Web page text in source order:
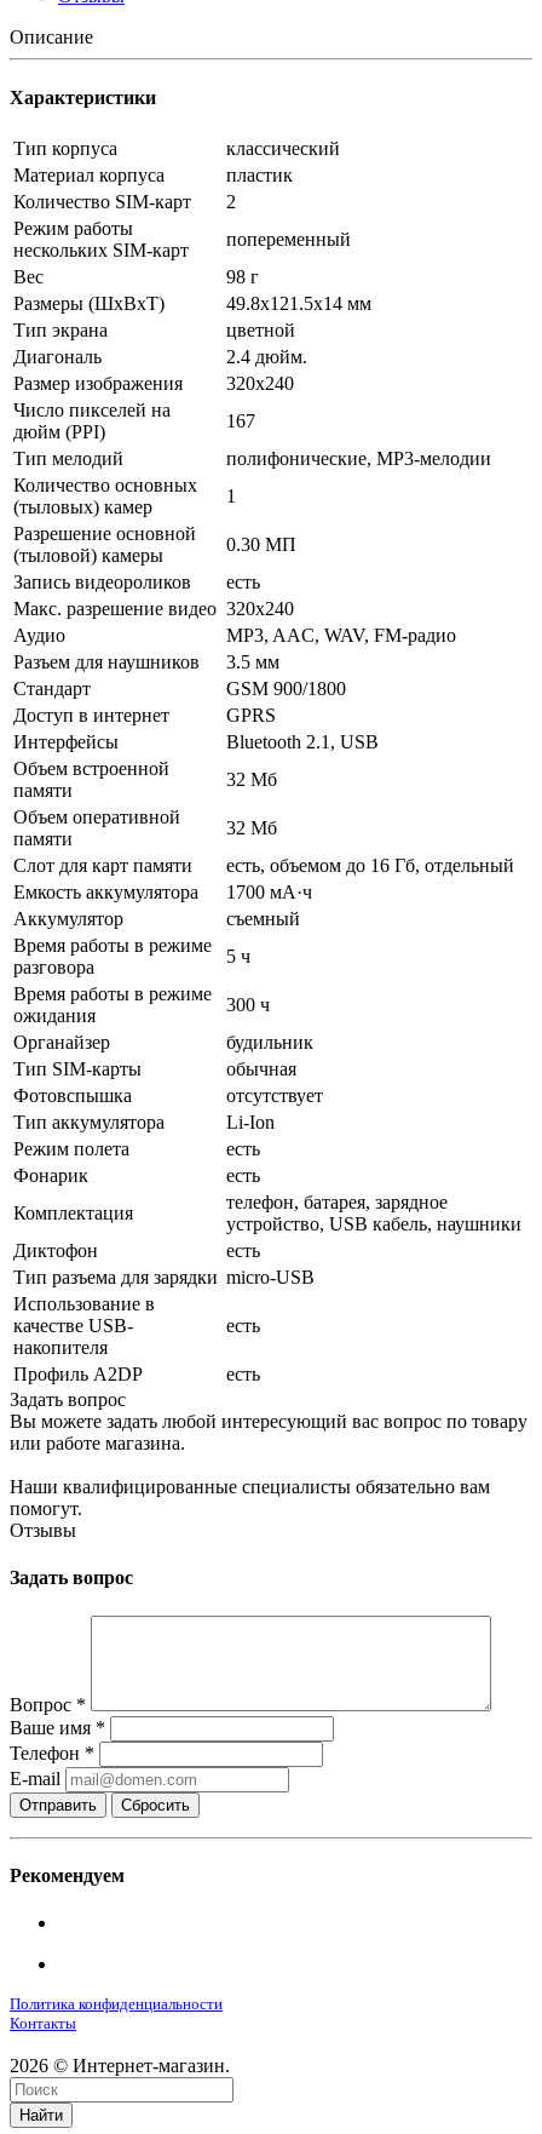
Описание
Характеристики
Тип корпуса
классический
Материал корпуса
пластик
Количество SIM-карт
2
Режим работы
нескольких SIM-карт
попеременный
Вес
98 г
Размеры (ШxВxТ)
49.8x121.5x14 мм
Тип экрана
цветной
Диагональ
2.4 дюйм.
Размер изображения
320x240
Число пикселей на
дюйм (PPI)
167
Тип мелодий
полифонические, MP3-мелодии
Количество основных
(тыловых) камер
1
Разрешение основной
(тыловой) камеры
0.30 МП
Запись видеороликов
есть
Макс. разрешение видео 320x240
Аудио
MP3, AAC, WAV, FM-радио
Разъем для наушников
3.5 мм
Стандарт
GSM 900/1800
Доступ в интернет
GPRS
Интерфейсы
Bluetooth 2.1, USB
Объем встроенной
памяти
32 Мб
Объем оперативной
памяти
32 Мб
Слот для карт памяти
есть, объемом до 16 Гб, отдельный
Емкость аккумулятора
1700 мА·ч
Аккумулятор
съемный
Время работы в режиме
разговора
5 ч
Время работы в режиме
ожидания
300 ч
Органайзер
будильник
Тип SIM-карты
обычная
Фотовспышка
отсутствует
Тип аккумулятора
Li-Ion
Режим полета
есть
Фонарик
есть
Комплектация
телефон, батарея, зарядное
устройство, USB кабель, наушники
Диктофон
есть
Тип разъема для зарядки micro-USB
Использование в
качестве USB-
накопителя
есть
Профиль A2DP
есть
Задать вопрос
Вы можете задать любой интересующий вас вопрос по товару
или работе магазина.
Наши квалифицированные специалисты обязательно вам
помогут.
Отзывы
Задать вопрос
Вопрос *
Ваше имя *
Телефон *
E-mail
Сбросить
Рекомендуем
Политика конфиденциальности
Контакты
2026 © Интернет-магазин.
Найти